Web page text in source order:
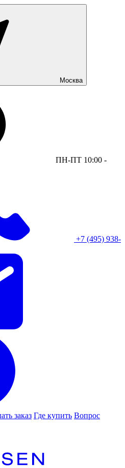
Москва
ПН-ПТ 10:00 -
+7 (495) 938-
заказ Где купить Вопрос